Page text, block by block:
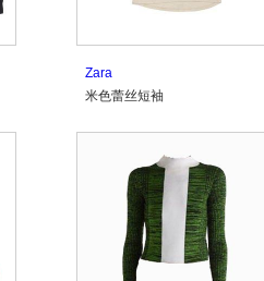
Zara
米色蕾丝短袖